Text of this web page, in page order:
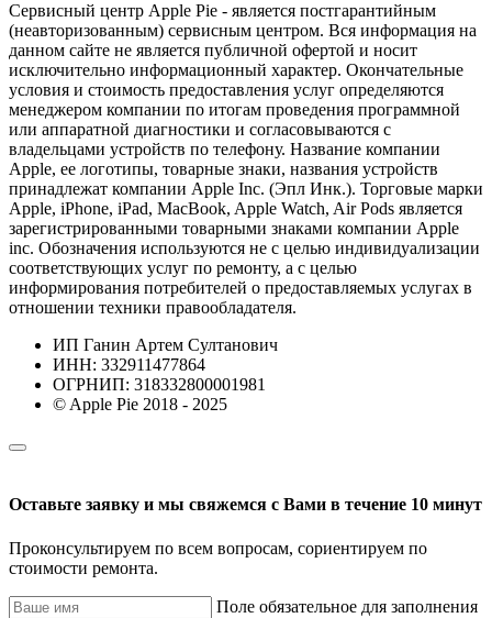
Сервисный центр Apple Pie - является постгарантийным
(неавторизованным) сервисным центром. Вся информация на
данном сайте не является публичной офертой и носит
исключительно информационный характер. Окончательные
условия и стоимость предоставления услуг определяются
менеджером компании по итогам проведения программной
или аппаратной диагностики и согласовываются с
владельцами устройств по телефону. Название компании
Apple, ее логотипы, товарные знаки, названия устройств
принадлежат компании Apple Inc. (Эпл Инк.). Торговые марки
Apple, iPhone, iPad, MacBook, Apple Watch, Air Pods является
зарегистрированными товарными знаками компании Apple
inc. Обозначения используются не с целью индивидуализации
соответствующих услуг по ремонту, а с целью
информирования потребителей о предоставляемых услугах в
отношении техники правообладателя.
ИП Ганин Артем Султанович
ИНН: 332911477864
ОГРНИП: 318332800001981
© Apple Pie 2018 - 2025
Оставьте заявку и мы свяжемся с Вами в течение 10 минут
Проконсультируем по всем вопросам, сориентируем по
стоимости ремонта.
Поле обязательное для заполнения